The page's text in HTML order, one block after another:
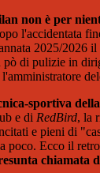
non è per
l'accidentata
2025/2026 il
pò di pulizie in
sportiva della
e di RedBird, la
e pieni di
poco. Ecco il
chiamata